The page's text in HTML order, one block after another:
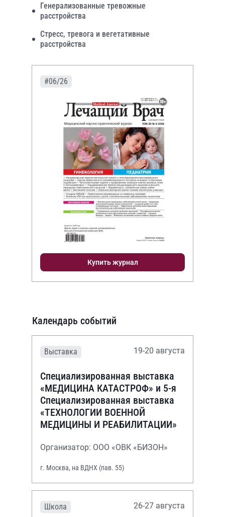
Генерализованные тревожные
расстройства
Стресс, тревога и вегетативные
расстройства
#06/26
Купить журнал
Календарь событий
Выставка 19-20 августа
Специализированная выставка
«МЕДИЦИНА КАТАСТРОФ» и 5-я
Специализированная выставка
«ТЕХНОЛОГИИ ВОЕННОЙ
МЕДИЦИНЫ И РЕАБИЛИТАЦИИ»
Организатор: ООО «ОВК «БИЗОН»
г. Москва, на ВДНХ (пав. 55)
Школа 26-27 августа